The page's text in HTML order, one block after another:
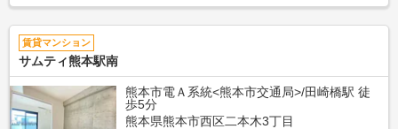
賃貸マンション
サムティ熊本駅南
熊本市電Ａ系統<熊本市交通局>/田崎橋駅 徒
歩5分
熊本県熊本市西区二本木3丁目